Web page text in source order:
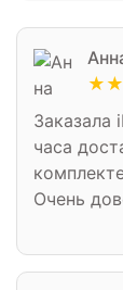
Заказала
часа
Очень